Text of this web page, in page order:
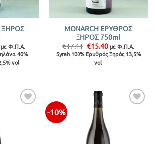
ΞΗΡΟΣ
με Φ.Π.Α.
40%
vol
MONARCH ΕΡΥΘΡΟΣ
ΞΗΡΟΣ 750ml
€17.11 Original
price
was:
€17.11.
€15.40Η
τρέχουσα
τιμή
με Φ.Π.Α.
Syrah 100% Ερυθρός Ξηρός 13,5%
vol
-10%